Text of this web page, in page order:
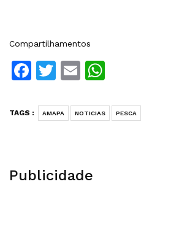
Compartilhamentos
Facebook
Twitter
Email
TAGS : AMAPA NOTICIAS PESCA
Publicidade